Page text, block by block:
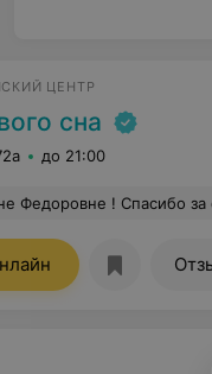
ЦЕНТР
сна
до 21:00
! Спасибо за совет за